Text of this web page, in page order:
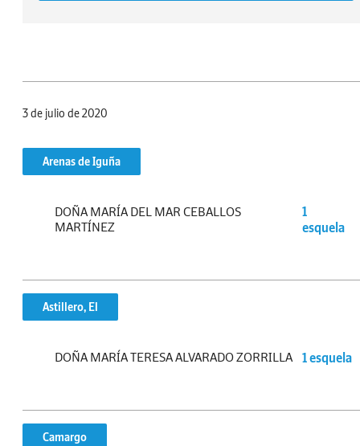
3 de julio de 2020
Arenas de Iguña
DOÑA MARÍA DEL MAR CEBALLOS
MARTÍNEZ
1
esquela
Astillero, El
DOÑA MARÍA TERESA ALVARADO ZORRILLA 1 esquela
Camargo